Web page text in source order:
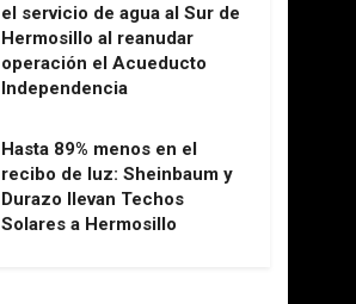
el servicio de agua al Sur de
Hermosillo al reanudar
operación el Acueducto
Independencia
Hasta 89% menos en el
recibo de luz: Sheinbaum y
Durazo llevan Techos
Solares a Hermosillo